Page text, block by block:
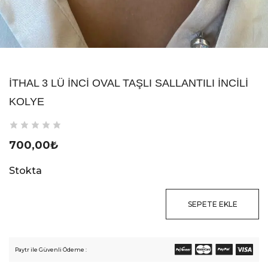
İTHAL 3 LÜ İNCI OVAL TAŞLI SALLANTILI İNCILI
KOLYE
700,00₺
Stokta
SEPETE EKLE
Paytr ile Güvenli Ödeme :